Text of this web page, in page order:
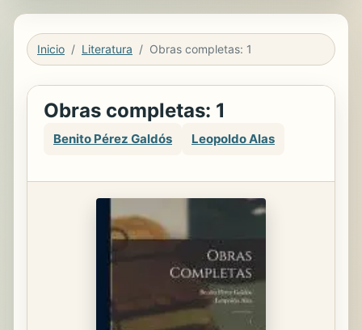
Inicio Literatura Obras completas: 1
Obras completas: 1
Benito Pérez Galdós Leopoldo Alas